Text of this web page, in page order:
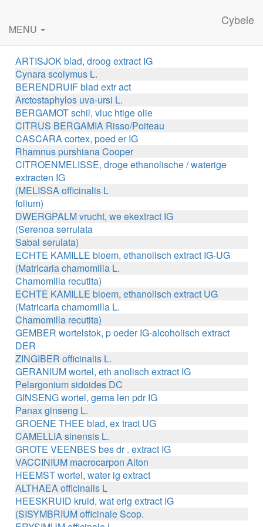
Cybele
MENU
ARTISJOK blad, droog extract IG
Cynara scolymus L.
BERENDRUIF blad extr act
Arctostaphylos uva-ursi L.
BERGAMOT schil, vluc htige olie
CITRUS BERGAMIA Risso/Poiteau
CASCARA cortex, poed er IG
Rhamnus purshiana Cooper
CITROENMELISSE, droge ethanolische / waterige
extracten IG
(MELISSA officinalis L
folium)
DWERGPALM vrucht, we ekextract IG
(Serenoa serrulata
Sabal serulata)
ECHTE KAMILLE bloem, ethanolisch extract IG-UG
(Matricaria chamomilla L.
Chamomilla recutita)
ECHTE KAMILLE bloem, ethanolisch extract UG
(Matricaria chamomilla L.
Chamomilla recutita)
GEMBER wortelstok, p oeder IG-alcoholisch extract
DER
ZINGIBER officinalis L.
GERANIUM wortel, eth anolisch extract IG
Pelargonium sidoides DC
GINSENG wortel, gema len pdr IG
Panax ginseng L.
GROENE THEE blad, ex tract UG
CAMELLIA sinensis L.
GROTE VEENBES bes dr . extract IG
VACCINIUM macrocarpon Aiton
HEEMST wortel, water ig extract
ALTHAEA officinalis L
HEESKRUID kruid, wat erig extract IG
(SISYMBRIUM officinale Scop.